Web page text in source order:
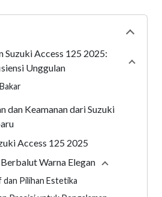
Suzuki Access 125 2025:
Unggulan
dan Keamanan dari Suzuki
Access 125 2025
Warna Elegan Collapse
dan Pilihan Estetika